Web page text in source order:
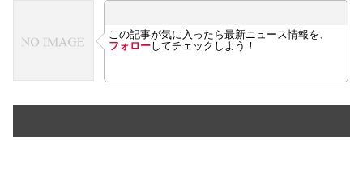
この記事が気に入ったら最新ニュース情報を、
フォローしてチェックしよう！